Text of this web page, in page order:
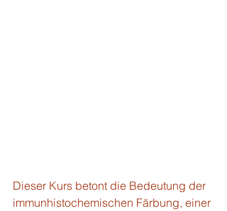
Dieser Kurs betont die Bedeutung der
immunhistochemischen Färbung, einer